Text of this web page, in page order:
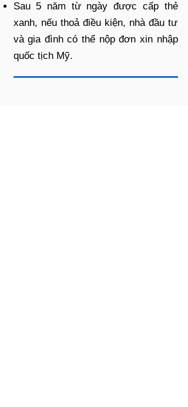
Sau 5 năm từ ngày được cấp thẻ
xanh, nếu thoả điều kiện, nhà đầu tư
và gia đình có thể nộp đơn xin nhập
quốc tịch Mỹ.